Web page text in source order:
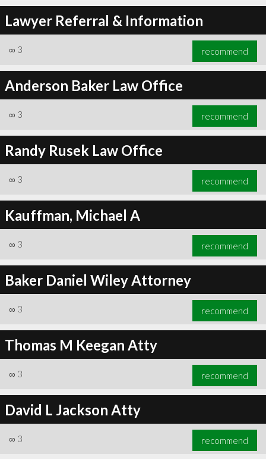
Lawyer Referral & Information
∞ 3 recommend
Anderson Baker Law Office
∞ 3 recommend
Randy Rusek Law Office
∞ 3 recommend
Kauffman, Michael A
∞ 3 recommend
Baker Daniel Wiley Attorney
∞ 3 recommend
Thomas M Keegan Atty
∞ 3 recommend
David L Jackson Atty
∞ 3 recommend